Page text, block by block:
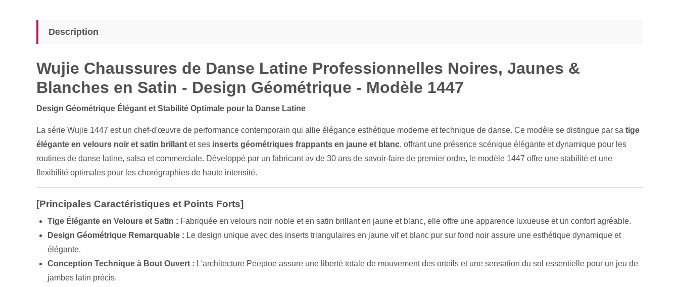
Description
Wujie Chaussures de Danse Latine Professionnelles Noires, Jaunes &
Blanches en Satin - Design Géométrique - Modèle 1447
Design Géométrique Élégant et Stabilité Optimale pour la Danse Latine
La série Wujie 1447 est un chef-d'œuvre de performance contemporain qui allie élégance esthétique moderne et technique de danse. Ce modèle se distingue par sa tige
élégante en velours noir et satin brillant et ses inserts géométriques frappants en jaune et blanc, offrant une présence scénique élégante et dynamique pour les
routines de danse latine, salsa et commerciale. Développé par un fabricant av de 30 ans de savoir-faire de premier ordre, le modèle 1447 offre une stabilité et une
flexibilité optimales pour les chorégraphies de haute intensité.
[Principales Caractéristiques et Points Forts]
Tige Élégante en Velours et Satin : Fabriquée en velours noir noble et en satin brillant en jaune et blanc, elle offre une apparence luxueuse et un confort agréable.
Design Géométrique Remarquable : Le design unique avec des inserts triangulaires en jaune vif et blanc pur sur fond noir assure une esthétique dynamique et
élégante.
Conception Technique à Bout Ouvert : L'architecture Peeptoe assure une liberté totale de mouvement des orteils et une sensation du sol essentielle pour un jeu de
jambes latin précis.